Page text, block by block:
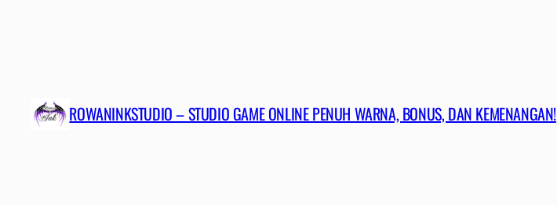
ROWANINKSTUDIO – STUDIO GAME ONLINE PENUH WARNA, BONUS, DAN KEMENANGAN!